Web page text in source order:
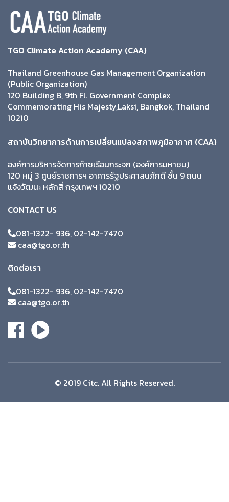
TGO Climate Action Academy (CAA)
Thailand Greenhouse Gas Management Organization
(Public Organization)
120 Building B, 9th Fl. Government Complex
Commemorating His Majesty,Laksi, Bangkok, Thailand
10210
สถาบันวิทยาการด้านการเปลี่ยนแปลงสภาพภูมิอากาศ (CAA)
องค์การบริหารจัดการก๊าซเรือนกระจก (องค์การมหาชน)
120 หมู่ 3 ศูนย์ราชการฯ อาคารรัฐประศาสนภักดี ชั้น 9 ถนน
แจ้งวัฒนะ หลักสี่ กรุงเทพฯ 10210
CONTACT US
081-1322- 936, 02-142-7470
caa@tgo.or.th
ติดต่อเรา
081-1322- 936, 02-142-7470
caa@tgo.or.th
© 2019 Citc. All Rights Reserved.